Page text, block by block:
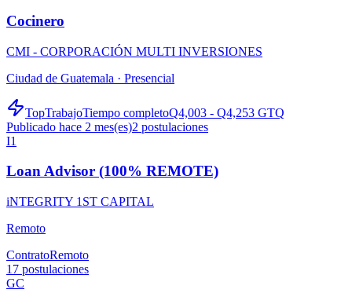
Cocinero
CMI - CORPORACIÓN MULTI INVERSIONES
Ciudad de Guatemala · Presencial
TopTrabajoTiempo completoQ4,003 - Q4,253 GTQ
Publicado hace 2 mes(es)2 postulaciones
I1
Loan Advisor (100% REMOTE)
iNTEGRITY 1ST CAPITAL
Remoto
ContratoRemoto
17 postulaciones
GC